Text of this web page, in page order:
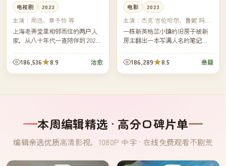
电视剧 2023
主演： 周迅、章子怡 等
上海老弄堂里相邻而住的两户人
家，从八十年代一直陪伴到 2020
十年——同一只老门牌，看着两
家人各自的离散与重逢。
186,536 8.9 治愈
电影 2023
主演：杰克·吉伦哈尔、鲁妮·玛拉
等
一栋新英格兰小镇的旧房子被新
房主翻出一本写满人名的笔记
名字都是过去三十年里在这栋屋
子前停过车的人。
186,289 8.5 悬疑
本周编辑精选 · 高分口碑片单
编辑亲选优质高清影视，1080P 中字 · 在线免费观看不剧荒